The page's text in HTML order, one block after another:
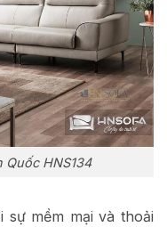
Quốc HNS134
sự mềm mại và thoải